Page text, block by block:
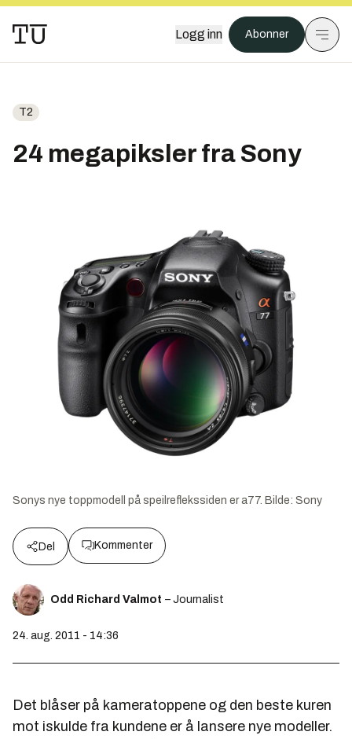
Logg inn Abonner
T2
24 megapiksler fra Sony
Sonys nye toppmodell på speilreflekssiden er a77. Bilde: Sony
Del Kommenter
Odd Richard Valmot – Journalist
24. aug. 2011 - 14:36
Det blåser på kameratoppene og den beste kuren
mot iskulde fra kundene er å lansere nye modeller.